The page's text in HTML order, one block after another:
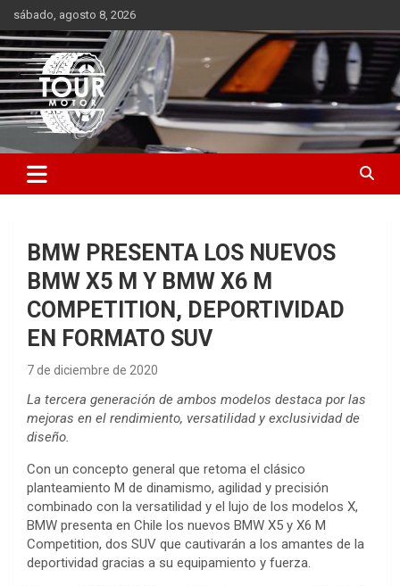
Saltar
al
contenido
sábado, agosto 8, 2026
Tour Motor
Plataforma de contenido audiovisual para el sector automotriz
BMW PRESENTA LOS NUEVOS
BMW X5 M Y BMW X6 M
COMPETITION, DEPORTIVIDAD
EN FORMATO SUV
7 de diciembre de 2020
La tercera generación de ambos modelos destaca por las
mejoras en el rendimiento, versatilidad y exclusividad de
diseño.
Con un concepto general que retoma el clásico
planteamiento M de dinamismo, agilidad y precisión
combinado con la versatilidad y el lujo de los modelos X,
BMW presenta en Chile los nuevos BMW X5 y X6 M
Competition, dos SUV que cautivarán a los amantes de la
deportividad gracias a su equipamiento y fuerza.